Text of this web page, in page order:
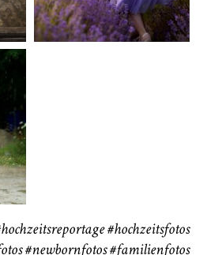
#hochzeitsfotos
#newbornfotos #familienfotos